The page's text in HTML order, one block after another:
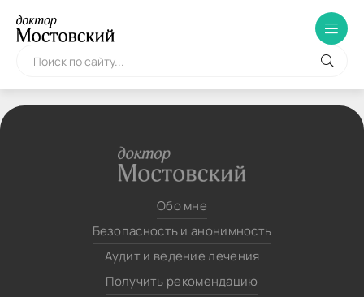
Обо мне
Безопасность и анонимность
Аудит и ведение лечения
Получить рекомендацию